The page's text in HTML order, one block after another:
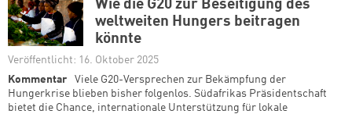
Wie die G20 zur Beseitigung des
weltweiten Hungers beitragen
könnte
Veröffentlicht: 16. Oktober 2025
Kommentar
Viele G20-Versprechen zur Bekämpfung der
Hungerkrise blieben bisher folgenlos. Südafrikas Präsidentschaft
bietet die Chance, internationale Unterstützung für lokale